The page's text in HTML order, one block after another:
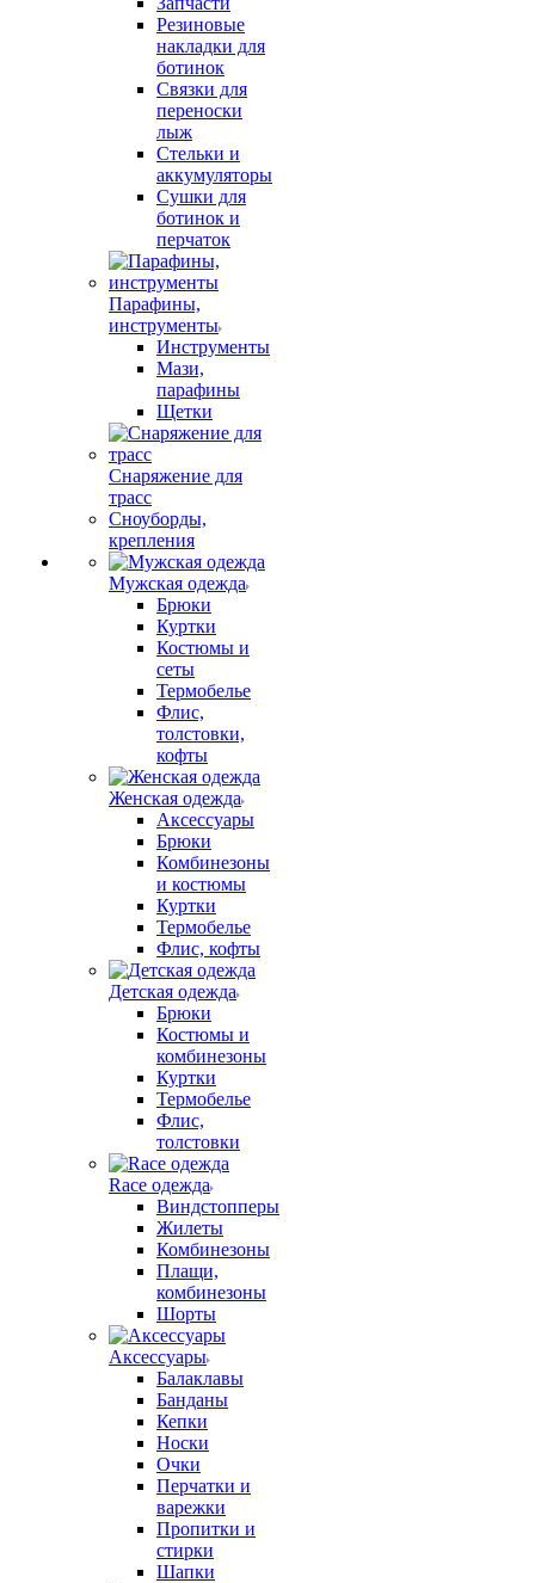
Резиновые
накладки для
ботинок
Связки для
переноски
лыж
Стельки и
аккумуляторы
Сушки для
ботинок и
перчаток
Парафины,
инструменты
Инструменты
Мази,
парафины
Щетки
Снаряжение для
трасс
Сноуборды,
крепления
Мужская одежда
Брюки
Куртки
Костюмы и
сеты
Термобелье
Флис,
толстовки,
кофты
Женская одежда
Аксессуары
Брюки
Комбинезоны
и костюмы
Куртки
Термобелье
Флис, кофты
Детская одежда
Брюки
Костюмы и
комбинезоны
Куртки
Термобелье
Флис,
толстовки
Race одежда
Виндстопперы
Жилеты
Комбинезоны
Плащи,
комбинезоны
Шорты
Аксессуары
Балаклавы
Банданы
Кепки
Носки
Очки
Перчатки и
варежки
Пропитки и
стирки
Шапки